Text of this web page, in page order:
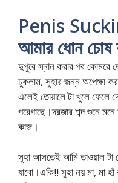
Penis
আমার ধোন চোষ
দুপুরে স্নান করার পর কোমরে
ঢুকলাম, সুহার জন্ন অপেক্ষা
এলেই তোয়ালে টা খুলে ফেলে
পরেগাছে।দরজার শব্দ শুনে
কাজ।
সুহা আসতেই আমি তাওয়াল টা
যাবো।একি!! সুহা নয় মা, মা